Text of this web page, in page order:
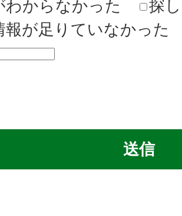
わからなかった
探
報が足りていなかった